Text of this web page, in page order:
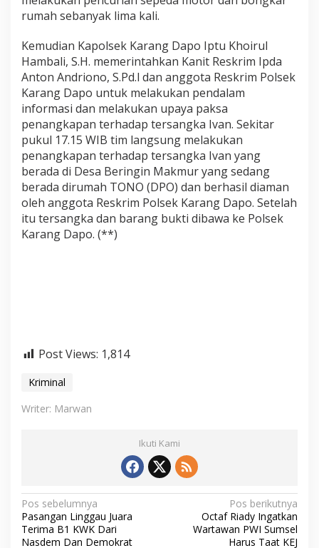
rumah sebanyak lima kali.
Kemudian Kapolsek Karang Dapo Iptu Khoirul
Hambali, S.H. memerintahkan Kanit Reskrim Ipda
Anton Andriono, S.Pd.l dan anggota Reskrim Polsek
Karang Dapo untuk melakukan pendalam
informasi dan melakukan upaya paksa
penangkapan terhadap tersangka Ivan. Sekitar
pukul 17.15 WIB tim langsung melakukan
penangkapan terhadap tersangka Ivan yang
berada di Desa Beringin Makmur yang sedang
berada dirumah TONO (DPO) dan berhasil diaman
oleh anggota Reskrim Polsek Karang Dapo. Setelah
itu tersangka dan barang bukti dibawa ke Polsek
Karang Dapo. (**)
Post Views: 1,814
Kriminal
Writer: Marwan
Ikuti Kami
N
a
Pos sebelumnya
Pasangan Linggau Juara
Terima B1 KWK Dari
Nasdem Dan Demokrat
Pos berikutnya
Octaf Riady Ingatkan
Wartawan PWI Sumsel
Harus Taat KEJ